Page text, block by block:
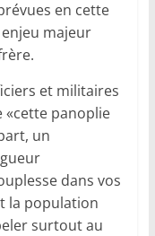
en cette
majeur
et militaires
«cette panoplie
un
dans vos
la population
surtout au